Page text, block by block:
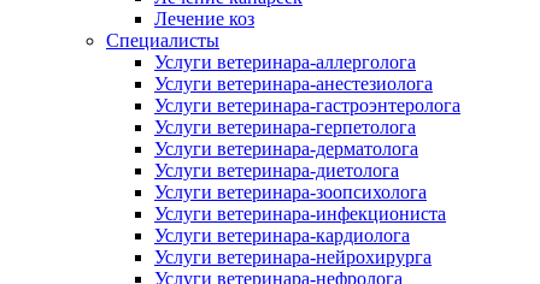
Лечение коз
Специалисты
Услуги ветеринара-аллерголога
Услуги ветеринара-анестезиолога
Услуги ветеринара-гастроэнтеролога
Услуги ветеринара-герпетолога
Услуги ветеринара-дерматолога
Услуги ветеринара-диетолога
Услуги ветеринара-зоопсихолога
Услуги ветеринара-инфекциониста
Услуги ветеринара-кардиолога
Услуги ветеринара-нейрохирурга
Услуги ветеринара-нефролога